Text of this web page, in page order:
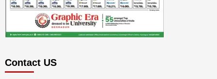
Contact US